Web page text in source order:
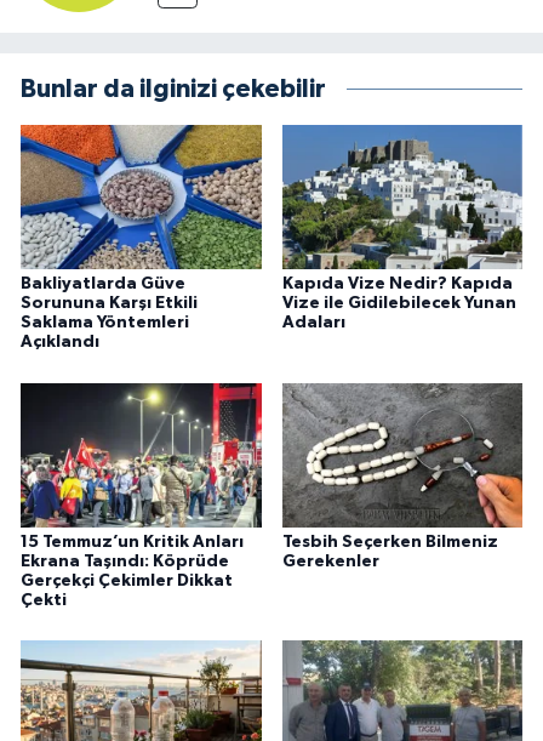
Bunlar da ilginizi çekebilir
Bakliyatlarda Güve
Sorununa Karşı Etkili
Saklama Yöntemleri
Açıklandı
Kapıda Vize Nedir? Kapıda
Vize ile Gidilebilecek Yunan
Adaları
15 Temmuz’un Kritik Anları
Ekrana Taşındı: Köprüde
Gerçekçi Çekimler Dikkat
Çekti
Tesbih Seçerken Bilmeniz
Gerekenler